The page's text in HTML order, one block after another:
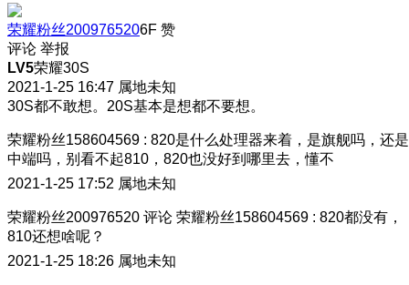
荣耀粉丝2009765206F 赞
评论 举报
LV5荣耀30S
2021-1-25 16:47 属地未知
30S都不敢想。20S基本是想都不要想。
荣耀粉丝158604569 : 820是什么处理器来着，是旗舰吗，还是
中端吗，别看不起810，820也没好到哪里去，懂不
2021-1-25 17:52 属地未知
荣耀粉丝200976520 评论 荣耀粉丝158604569 : 820都没有，
810还想啥呢？
2021-1-25 18:26 属地未知